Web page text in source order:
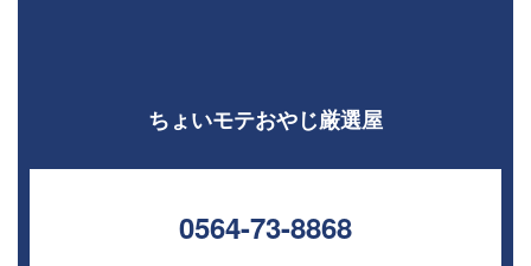
ちょいモテおやじ厳選屋
0564-73-8868⁣